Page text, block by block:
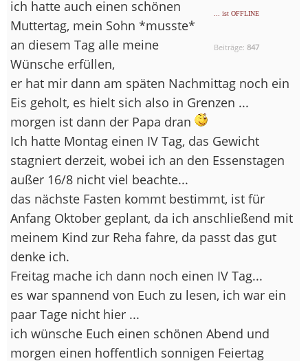
... ist OFFLINE
Beiträge:847
ich hatte auch einen schönen
Muttertag, mein Sohn *musste*
an diesem Tag alle meine
Wünsche erfüllen,
er hat mir dann am späten Nachmittag noch ein
Eis geholt, es hielt sich also in Grenzen ...
morgen ist dann der Papa dran
Ich hatte Montag einen IV Tag, das Gewicht
stagniert derzeit, wobei ich an den Essenstagen
außer 16/8 nicht viel beachte...
das nächste Fasten kommt bestimmt, ist für
Anfang Oktober geplant, da ich anschließend mit
meinem Kind zur Reha fahre, da passt das gut
denke ich.
Freitag mache ich dann noch einen IV Tag...
es war spannend von Euch zu lesen, ich war ein
paar Tage nicht hier ...
ich wünsche Euch einen schönen Abend und
morgen einen hoffentlich sonnigen Feiertag